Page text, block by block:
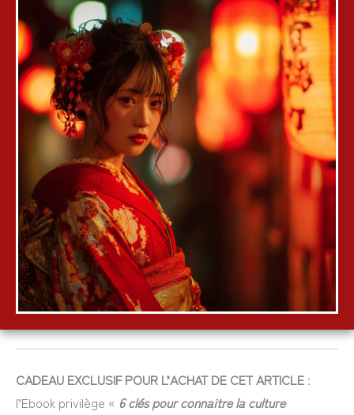
CADEAU EXCLUSIF POUR L’ACHAT DE CET ARTICLE :
l’Ebook privilège « 6 clés pour connaitre la culture